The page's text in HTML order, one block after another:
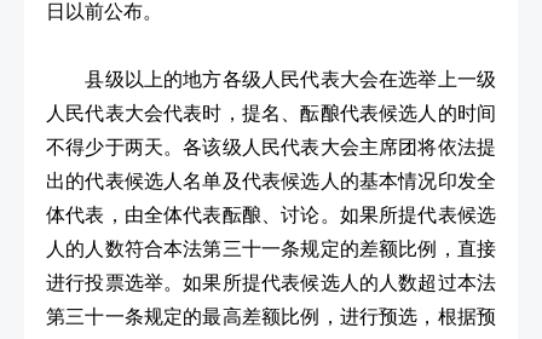
日以前公布。
县级以上的地方各级人民代表大会在选举上一级
人民代表大会代表时，提名、酝酿代表候选人的时间
不得少于两天。各该级人民代表大会主席团将依法提
出的代表候选人名单及代表候选人的基本情况印发全
体代表，由全体代表酝酿、讨论。如果所提代表候选
人的人数符合本法第三十一条规定的差额比例，直接
进行投票选举。如果所提代表候选人的人数超过本法
第三十一条规定的最高差额比例，进行预选，根据预